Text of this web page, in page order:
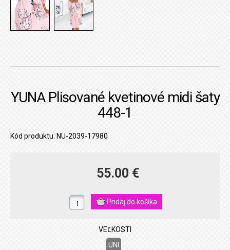
YUNA Plisované kvetinové midi šaty
448-1
Kód produktu: NU-2039-17980
55.00 €
VEĽKOSTI
UNI